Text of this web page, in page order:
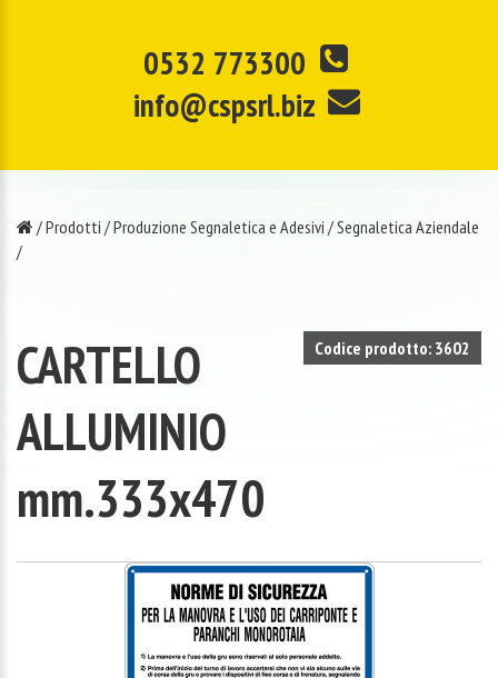
0532 773300
info@cspsrl.biz
/Prodotti /Produzione Segnaletica e Adesivi /Segnaletica Aziendale
/
Codice prodotto: 3602
CARTELLO
ALLUMINIO
mm.333x470